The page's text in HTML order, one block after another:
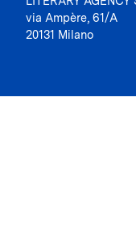
via Ampère, 61/A
20131 Milano